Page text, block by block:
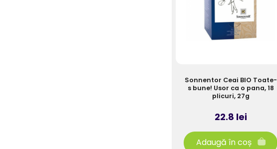
Sonnentor Ceai BIO Toate-
s bune! Usor ca o pana, 18
plicuri, 27g
22.8 lei
Adaugă în coș